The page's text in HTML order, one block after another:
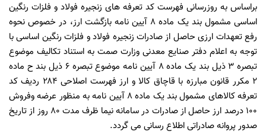
براساس به روزرسانی فهرست کد تعرفه های زنجیره فولاد و فلزات رنگین
اساسی مشمول بند یک ماده ۸ آیین نامه بازگشت ارز، در خصوص نحوه
رفع تعهدات ارزی حاصل از صادرات زنجیره فولاد و فلزات رنگین اساسی با
توجه به اعلام دفتر صنایع معدنی وزارت صمت به استناد تكاليف موضوع
تبصره ۳ ذیل بند یک ماده ۸ آیین نامه موضوع تبصره ۶ ذیل بند ح ماده
۲ مکرر قانون مبارزه با قاچاق کالا و ارز فهرست اصلاحی ۲۸۴ ردیف کد
تعرفه کالاهای مشمول بند یک ماده ۸ آیین نامه به منظور عرضه وفروش
۱۰۰ درصد ارز حاصل از صادرات در سامانه نيما ظرف مدت ۸۰ روز از تاریخ
صدور پروانه صادراتی اطلاع رسانی می گردد.